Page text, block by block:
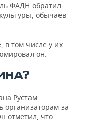
ФАДН обратил
обычаев
в том числе у их
он.
Рустам
организаторам за
отметил, что